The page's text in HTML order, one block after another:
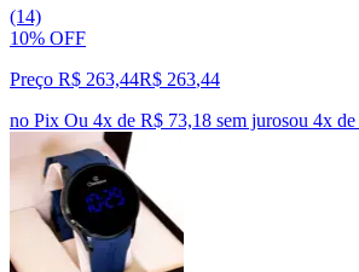
(14)
10% OFF
Preço R$ 263,44R$ 263,44
no Pix Ou 4x de R$ 73,18 sem jurosou 4x de